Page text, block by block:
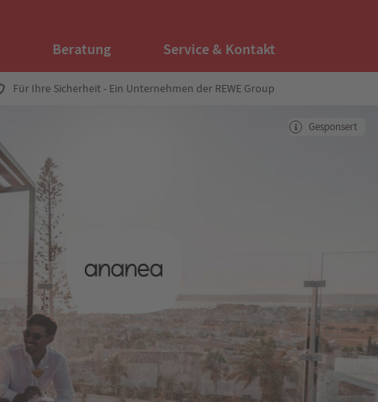
Beratung Service & Kontakt
Für Ihre Sicherheit - Ein Unternehmen der REWE Group
Gesponsert